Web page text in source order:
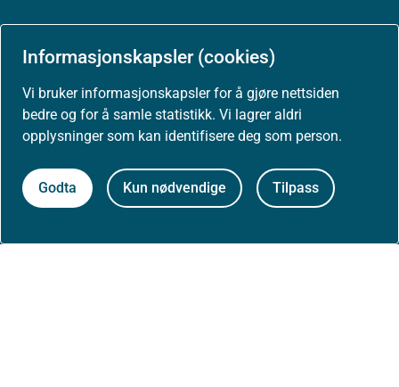
Informasjonskapsler (cookies)
Vi bruker informasjonskapsler for å gjøre nettsiden
bedre og for å samle statistikk. Vi lagrer aldri
opplysninger som kan identifisere deg som person.
Godta Kun nødvendige Tilpass
Presse
Om nettstedet
Personvernerklæring